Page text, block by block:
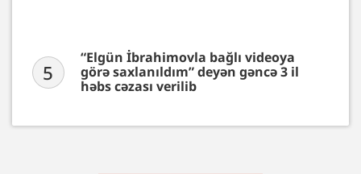
5
“Elgün İbrahimovla bağlı videoya
görə saxlanıldım” deyən gəncə 3 il
həbs cəzası verilib